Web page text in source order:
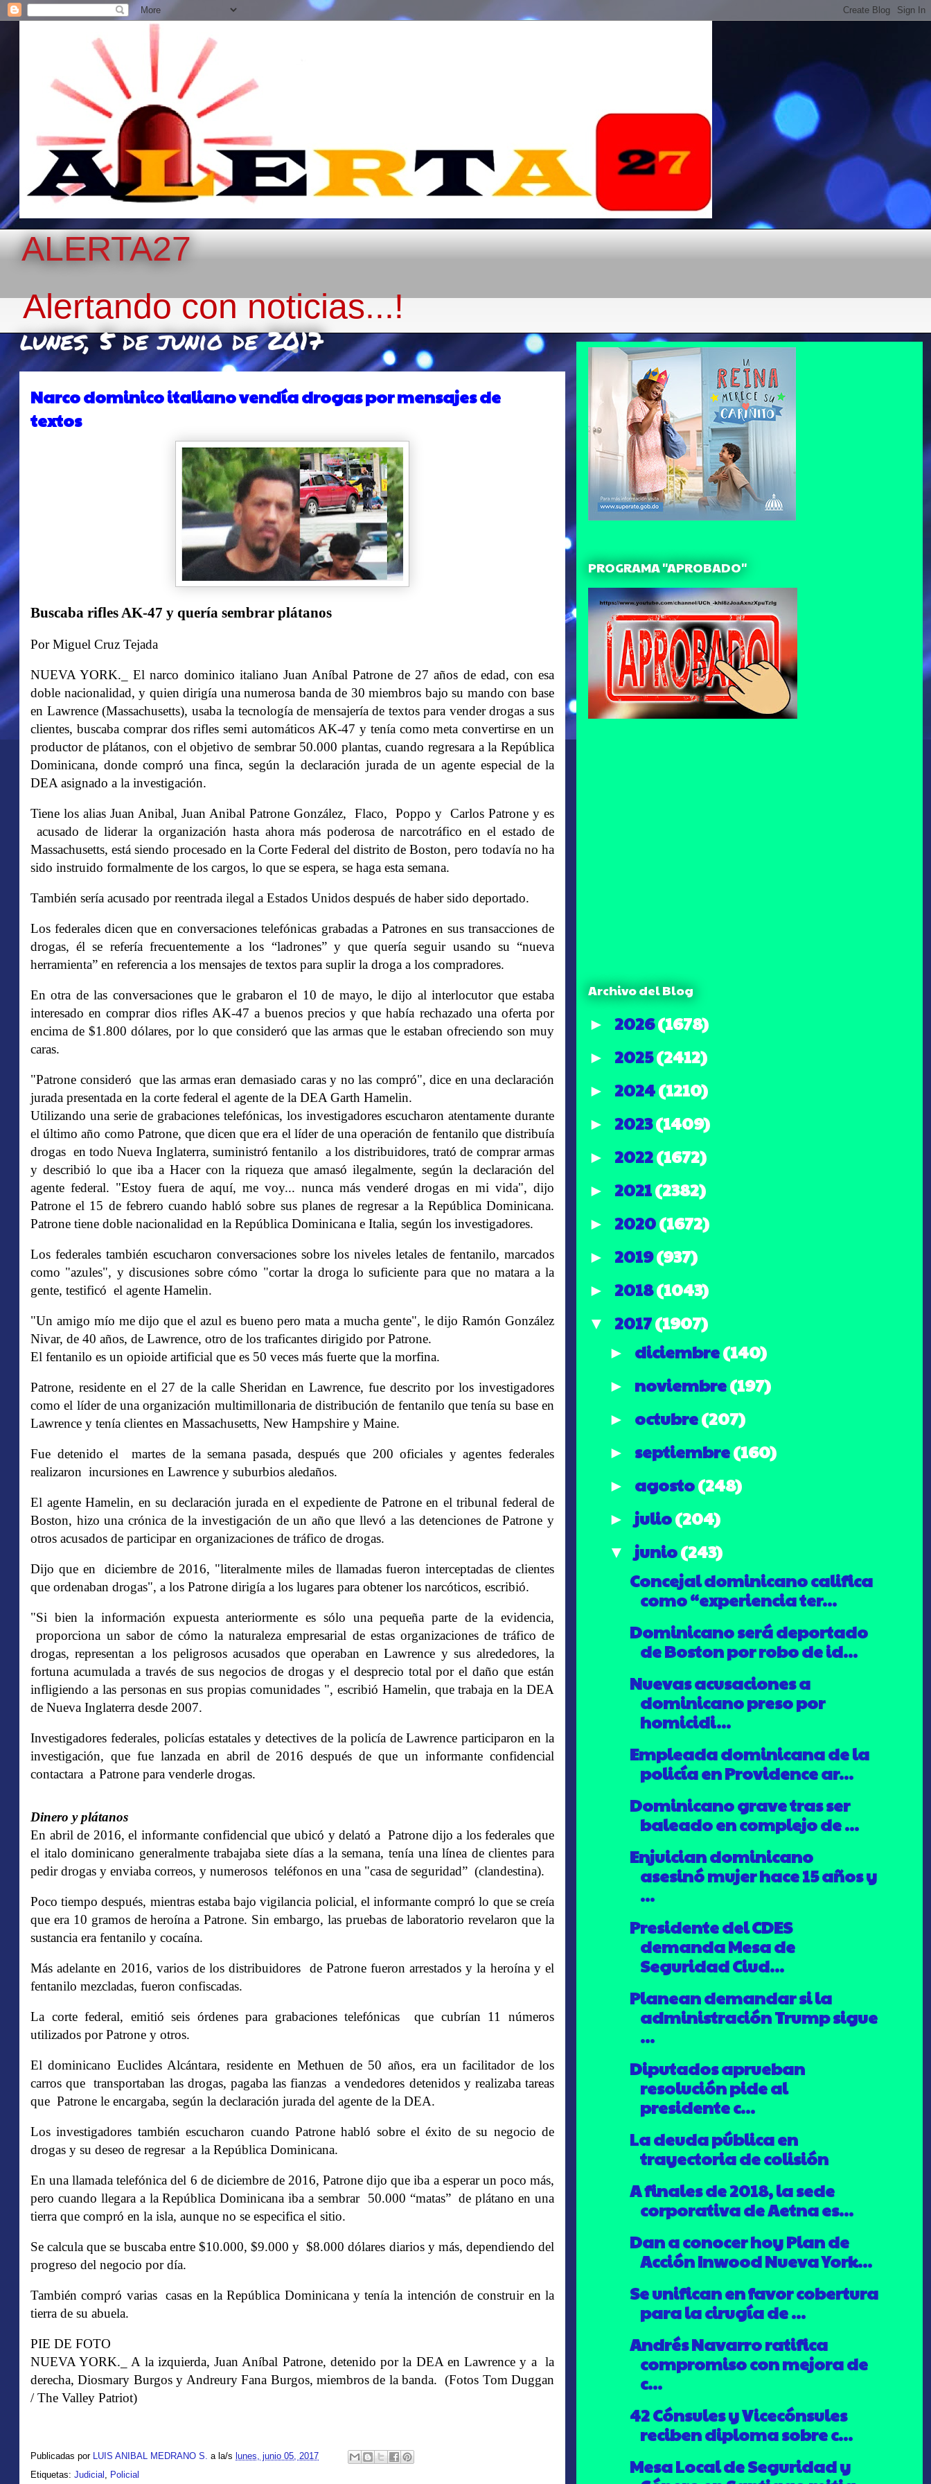
ALERTA27
Alertando con noticias...!
lunes, 5 de junio de 2017
Narco dominico italiano vendía drogas por mensajes de
textos
Buscaba rifles AK-47 y quería sembrar plátanos
Por Miguel Cruz Tejada
NUEVA YORK._ El narco dominico italiano Juan Aníbal Patrone de 27 años de edad, con esa
doble nacionalidad, y quien dirigía una numerosa banda de 30 miembros bajo su mando con base
en Lawrence (Massachusetts), usaba la tecnología de mensajería de textos para vender drogas a sus
clientes, buscaba comprar dos rifles semi automáticos AK-47 y tenía como meta convertirse en un
productor de plátanos, con el objetivo de sembrar 50.000 plantas, cuando regresara a la República
Dominicana, donde compró una finca, según la declaración jurada de un agente especial de la
DEA asignado a la investigación.
Tiene los alias Juan Anibal, Juan Anibal Patrone González, Flaco, Poppo y Carlos Patrone y es
acusado de liderar la organización hasta ahora más poderosa de narcotráfico en el estado de
Massachusetts, está siendo procesado en la Corte Federal del distrito de Boston, pero todavía no ha
sido instruido formalmente de los cargos, lo que se espera, se haga esta semana.
También sería acusado por reentrada ilegal a Estados Unidos después de haber sido deportado.
Los federales dicen que en conversaciones telefónicas grabadas a Patrones en sus transacciones de
drogas, él se refería frecuentemente a los “ladrones” y que quería seguir usando su “nueva
herramienta” en referencia a los mensajes de textos para suplir la droga a los compradores.
En otra de las conversaciones que le grabaron el 10 de mayo, le dijo al interlocutor que estaba
interesado en comprar dios rifles AK-47 a buenos precios y que había rechazado una oferta por
encima de $1.800 dólares, por lo que consideró que las armas que le estaban ofreciendo son muy
caras.
"Patrone consideró que las armas eran demasiado caras y no las compró", dice en una declaración
jurada presentada en la corte federal el agente de la DEA Garth Hamelin.
Utilizando una serie de grabaciones telefónicas, los investigadores escucharon atentamente durante
el último año como Patrone, que dicen que era el líder de una operación de fentanilo que distribuía
drogas en todo Nueva Inglaterra, suministró fentanilo a los distribuidores, trató de comprar armas
y describió lo que iba a Hacer con la riqueza que amasó ilegalmente, según la declaración del
agente federal. "Estoy fuera de aquí, me voy... nunca más venderé drogas en mi vida", dijo
Patrone el 15 de febrero cuando habló sobre sus planes de regresar a la República Dominicana.
Patrone tiene doble nacionalidad en la República Dominicana e Italia, según los investigadores.
Los federales también escucharon conversaciones sobre los niveles letales de fentanilo, marcados
como "azules", y discusiones sobre cómo "cortar la droga lo suficiente para que no matara a la
gente, testificó el agente Hamelin.
"Un amigo mío me dijo que el azul es bueno pero mata a mucha gente", le dijo Ramón González
Nivar, de 40 años, de Lawrence, otro de los traficantes dirigido por Patrone.
El fentanilo es un opioide artificial que es 50 veces más fuerte que la morfina.
Patrone, residente en el 27 de la calle Sheridan en Lawrence, fue descrito por los investigadores
como el líder de una organización multimillonaria de distribución de fentanilo que tenía su base en
Lawrence y tenía clientes en Massachusetts, New Hampshire y Maine.
Fue detenido el martes de la semana pasada, después que 200 oficiales y agentes federales
realizaron incursiones en Lawrence y suburbios aledaños.
El agente Hamelin, en su declaración jurada en el expediente de Patrone en el tribunal federal de
Boston, hizo una crónica de la investigación de un año que llevó a las detenciones de Patrone y
otros acusados ​​de participar en organizaciones de tráfico de drogas.
Dijo que en diciembre de 2016, "literalmente miles de llamadas fueron interceptadas de clientes
que ordenaban drogas", a los Patrone dirigía a los lugares para obtener los narcóticos, escribió.
"Si bien la información expuesta anteriormente es sólo una pequeña parte de la evidencia,
proporciona un sabor de cómo la naturaleza empresarial de estas organizaciones de tráfico de
drogas, representan a los peligrosos acusados ​​que operaban en Lawrence y sus alrededores, la
fortuna acumulada a través de sus negocios de drogas y el desprecio total por el daño que están
infligiendo a las personas en sus propias comunidades ", escribió Hamelin, que trabaja en la DEA
de Nueva Inglaterra desde 2007.
Investigadores federales, policías estatales y detectives de la policía de Lawrence participaron en la
investigación, que fue lanzada en abril de 2016 después de que un informante confidencial
contactara a Patrone para venderle drogas.
Dinero y plátanos
En abril de 2016, el informante confidencial que ubicó y delató a Patrone dijo a los federales que
el italo dominicano generalmente trabajaba siete días a la semana, tenía una línea de clientes para
pedir drogas y enviaba correos, y numerosos teléfonos en una "casa de seguridad” (clandestina).
Poco tiempo después, mientras estaba bajo vigilancia policial, el informante compró lo que se creía
que era 10 gramos de heroína a Patrone. Sin embargo, las pruebas de laboratorio revelaron que la
sustancia era fentanilo y cocaína.
Más adelante en 2016, varios de los distribuidores de Patrone fueron arrestados y la heroína y el
fentanilo mezcladas, fueron confiscadas.
La corte federal, emitió seis órdenes para grabaciones telefónicas que cubrían 11 números
utilizados por Patrone y otros.
El dominicano Euclides Alcántara, residente en Methuen de 50 años, era un facilitador de los
carros que transportaban las drogas, pagaba las fianzas a vendedores detenidos y realizaba tareas
que Patrone le encargaba, según la declaración jurada del agente de la DEA.
Los investigadores también escucharon cuando Patrone habló sobre el éxito de su negocio de
drogas y su deseo de regresar a la República Dominicana.
En una llamada telefónica del 6 de diciembre de 2016, Patrone dijo que iba a esperar un poco más,
pero cuando llegara a la República Dominicana iba a sembrar 50.000 “matas” de plátano en una
tierra que compró en la isla, aunque no se especifica el sitio.
Se calcula que se buscaba entre $10.000, $9.000 y $8.000 dólares diarios y más, dependiendo del
progreso del negocio por día.
También compró varias casas en la República Dominicana y tenía la intención de construir en la
tierra de su abuela.
PIE DE FOTO
NUEVA YORK._ A la izquierda, Juan Aníbal Patrone, detenido por la DEA en Lawrence y a la
derecha, Diosmary Burgos y Andreury Fana Burgos, miembros de la banda. (Fotos Tom Duggan
/ The Valley Patriot)
Publicadas por LUIS ANIBAL MEDRANO S. a la/s lunes, junio 05, 2017
Etiquetas: Judicial , Policial
PROGRAMA "APROBADO"
Archivo del Blog
► 2026(1678)
► 2025(2412)
► 2024(1210)
► 2023(1409)
► 2022(1672)
► 2021(2382)
► 2020(1672)
► 2019(937)
► 2018(1043)
▼ 2017(1907)
► diciembre(140)
► noviembre(197)
► octubre(207)
► septiembre(160)
► agosto(248)
► julio(204)
▼ junio(243)
Concejal dominicano califica
como “experiencia ter...
Dominicano será deportado
de Boston por robo de id...
Nuevas acusaciones a
dominicano preso por
homicidi...
Empleada dominicana de la
policía en Providence ar...
Dominicano grave tras ser
baleado en complejo de ...
Enjuician dominicano
asesinó mujer hace 15 años y
...
Presidente del CDES
demanda Mesa de
Seguridad Ciud...
Planean demandar si la
administración Trump sigue
...
Diputados aprueban
resolución pide al
presidente c...
La deuda pública en
trayectoria de colisión
A finales de 2018, la sede
corporativa de Aetna es...
Dan a conocer hoy Plan de
Acción Inwood Nueva York...
Se unifican en favor cobertura
para la cirugía de ...
Andrés Navarro ratifica
compromiso con mejora de
c...
42 Cónsules y Vicecónsules
reciben diploma sobre c...
Mesa Local de Seguridad y